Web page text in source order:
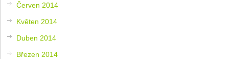
Červen 2014
Květen 2014
Duben 2014
Březen 2014